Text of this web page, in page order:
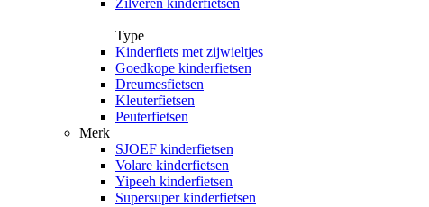
Zilveren kinderfietsen
Type
Kinderfiets met zijwieltjes
Goedkope kinderfietsen
Dreumesfietsen
Kleuterfietsen
Peuterfietsen
Merk
SJOEF kinderfietsen
Volare kinderfietsen
Yipeeh kinderfietsen
Supersuper kinderfietsen